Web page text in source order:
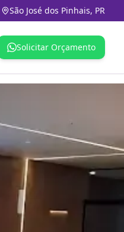
São José dos Pinhais, PR
Solicitar Orçamento